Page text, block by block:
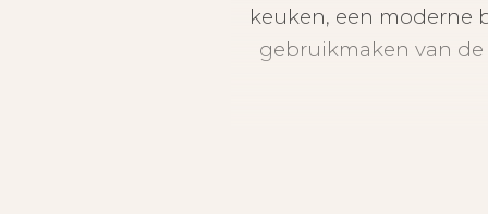
keuken, een moderne
gebruikmaken van